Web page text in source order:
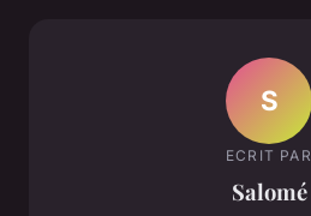
S
ECRIT PAR
Salomé